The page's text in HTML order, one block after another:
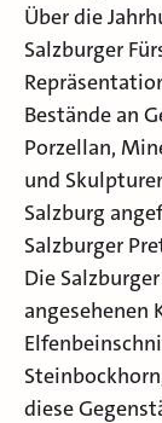
Über die
Salzburger
Bestände an
Porzellan,
und
Salzburg
Salzburger
Die
angesehenen
diese